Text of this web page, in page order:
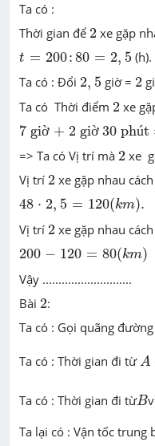
Ta có :
Thời gian để 2
2 xe gặp
t = 200:80 = 2, 5
t =200:80 =2 5
(h).
Ta có : Đổi 2, 5
2 5 giờ = 2
2
Ta có Thời điểm 2
2 xe
7 giờ + 2 giờ 30 phút
7 giờ + 2 giờ 30
=> Ta có Vị trí mà 2
2 xe
Vị trí 2
2 xe gặp nhau cách
48 ⋅ 2, 5 = 120(km).
48 2,5 = 120(km).
Vị trí 2
2 xe gặp nhau cách
200 − 120 = 80(km)
200 120=80( km)
Vậy ............................
Bài 2
2:
Ta có : Gọi quãng đường
Ta có : Thời gian đi từA
A
Ta có : Thời gian đi từB
B
Ta lại có : Vận tốc trung